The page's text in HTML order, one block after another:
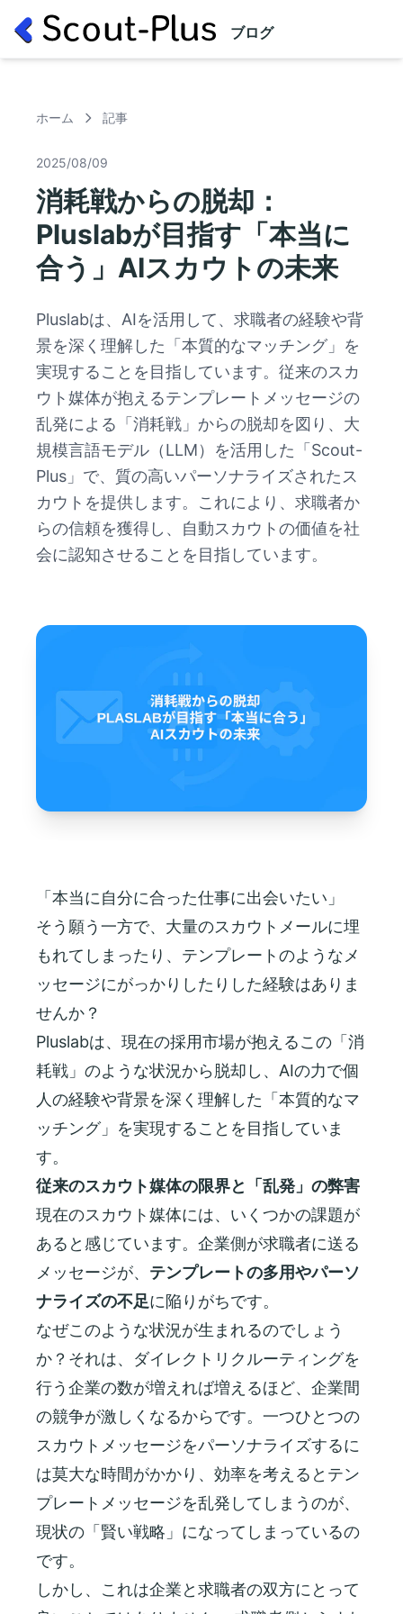
ブログ
ホーム 記事
2025/08/09
消耗戦からの脱却：
Pluslabが目指す「本当に
合う」AIスカウトの未来
Pluslabは、AIを活用して、求職者の経験や背
景を深く理解した「本質的なマッチング」を
実現することを目指しています。従来のスカ
ウト媒体が抱えるテンプレートメッセージの
乱発による「消耗戦」からの脱却を図り、大
規模言語モデル（LLM）を活用した「Scout-
Plus」で、質の高いパーソナライズされたス
カウトを提供します。これにより、求職者か
らの信頼を獲得し、自動スカウトの価値を社
会に認知させることを目指しています。
「本当に自分に合った仕事に出会いたい」
そう願う一方で、大量のスカウトメールに埋
もれてしまったり、テンプレートのようなメ
ッセージにがっかりしたりした経験はありま
せんか？
Pluslabは、現在の採用市場が抱えるこの「消
耗戦」のような状況から脱却し、AIの力で個
人の経験や背景を深く理解した「本質的なマ
ッチング」を実現することを目指していま
す。
従来のスカウト媒体の限界と「乱発」の弊害
現在のスカウト媒体には、いくつかの課題が
あると感じています。企業側が求職者に送る
メッセージが、 テンプレートの多用やパーソ
ナライズの不足に陥りがちです。
なぜこのような状況が生まれるのでしょう
か？それは、ダイレクトリクルーティングを
行う企業の数が増えれば増えるほど、企業間
の競争が激しくなるからです。一つひとつの
スカウトメッセージをパーソナライズするに
は莫大な時間がかかり、効率を考えるとテン
プレートメッセージを乱発してしまうのが、
現状の「賢い戦略」になってしまっているの
です。
しかし、これは企業と求職者の双方にとって